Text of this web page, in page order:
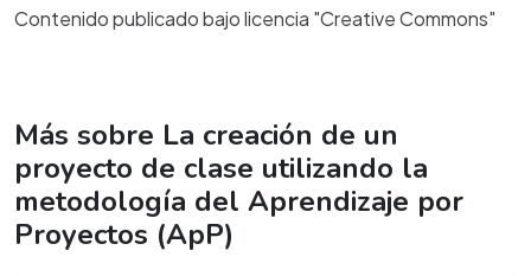
Contenido publicado bajo licencia "Creative Commons"
Más sobre La creación de un
proyecto de clase utilizando la
metodología del Aprendizaje por
Proyectos (ApP)